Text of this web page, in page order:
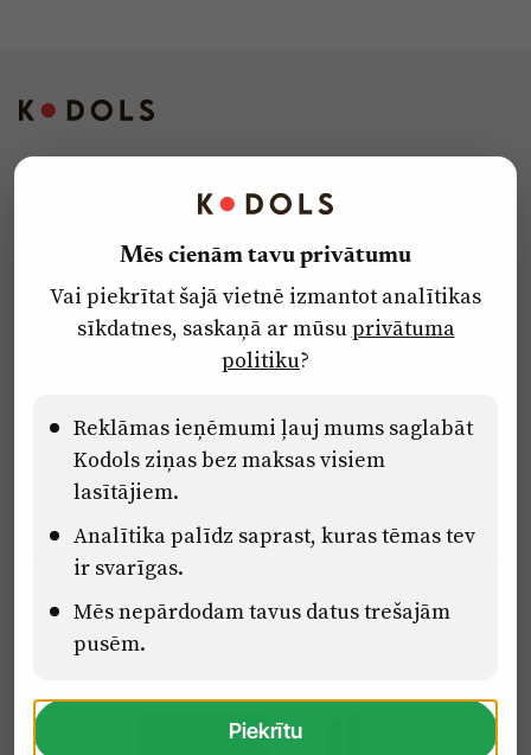
Privātuma politika
Ētikas kodekss
Pārredzamības paziņojumi
Eiropas Savienības Atveseļošanas un noturības mehānisma plāna
2.2. reformu un investīciju virziena “Uzņēmumu digitālā
transformācija un inovācijas” 2.2.1.5.i. investīcijas “Mediju nozares
uzņēmumu digitālās transformācijas veicināšana” pasākuma
“Mācības mediju nozares speciālistu digitālās kompetences un
zināšanu pilnveidošanai” projektā Latvijas Mediju nozares
kompetenču centrs (2.2.1.5.i.0/2/24/A/CFLA/001).
Mēs cienām tavu privātumu
Vai piekrītat šajā vietnē izmantot analītikas
sīkdatnes, saskaņā ar mūsuprivātuma
politiku?
Reklāmas ieņēmumi ļauj mums saglabāt
Kodols ziņas bez maksas visiem
lasītājiem.
Analītika palīdz saprast, kuras tēmas tev
ir svarīgas.
Mēs nepārdodam tavus datus trešajām
pusēm.
Piekrītu